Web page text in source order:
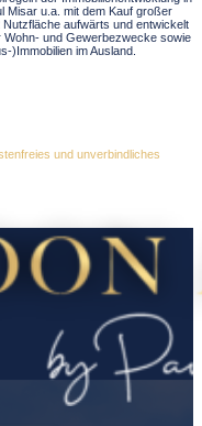
Misar u.a. mit dem Kauf großer
aufwärts und entwickelt
und Gewerbezwecke sowie
)Immobilien im Ausland.
werden möchte. Daher
und unverbindliches